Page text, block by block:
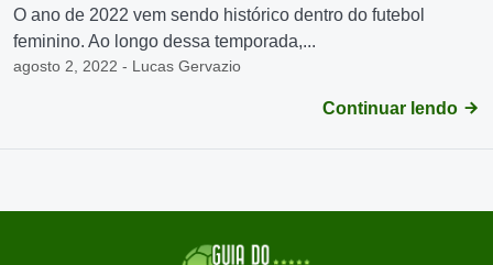
O ano de 2022 vem sendo histórico dentro do futebol
feminino. Ao longo dessa temporada,...
agosto 2, 2022 - Lucas Gervazio
Continuar lendo